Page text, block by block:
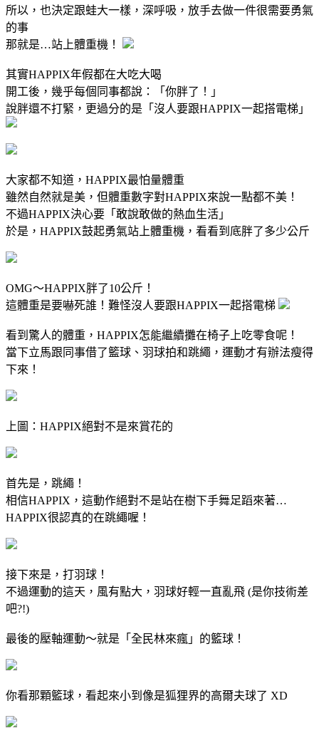
所以，也決定跟蛙大一樣，深呼吸，放手去做一件很需要勇氣
的事
那就是…站上體重機！
其實HAPPIX年假都在大吃大喝
開工後，幾乎每個同事都說：「你胖了！」
說胖還不打緊，更過分的是「沒人要跟HAPPIX一起搭電梯」
大家都不知道，HAPPIX最怕量體重
雖然自然就是美，但體重數字對HAPPIX來說一點都不美！
不過HAPPIX決心要「敢說敢做的熱血生活」
於是，HAPPIX鼓起勇氣站上體重機，看看到底胖了多少公斤
OMG～HAPPIX胖了10公斤！
這體重是要嚇死誰！難怪沒人要跟HAPPIX一起搭電梯
看到驚人的體重，HAPPIX怎能繼續攤在椅子上吃零食呢！
當下立馬跟同事借了籃球、羽球拍和跳繩，運動才有辦法瘦得
下來！
上圖：HAPPIX絕對不是來賞花的
首先是，跳繩！
相信HAPPIX，這動作絕對不是站在樹下手舞足蹈來著…
HAPPIX很認真的在跳繩喔！
接下來是，打羽球！
不過運動的這天，風有點大，羽球好輕一直亂飛 (是你技術差
吧?!)
最後的壓軸運動～就是「全民林來瘋」的籃球！
你看那顆籃球，看起來小到像是狐狸界的高爾夫球了 XD